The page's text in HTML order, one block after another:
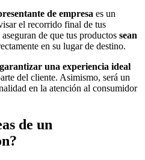
de empresa es un
el recorrido final de tus
de que tus productos sean
en su lugar de destino.
garantizar una experiencia ideal
del cliente. Asimismo, será un
en la atención al consumidor
de un